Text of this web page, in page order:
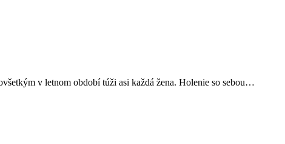
v letnom období túži asi každá žena. Holenie so sebou…